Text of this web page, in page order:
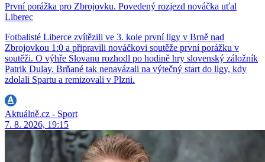
První porážka pro Zbrojovku. Povedený rozjezd nováčka uťal
Liberec
Fotbalisté Liberce zvítězili ve 3. kole první ligy v Brně nad
Zbrojovkou 1:0 a připravili nováčkovi soutěže první porážku v
soutěži. O výhře Slovanu rozhodl po hodině hry slovenský záložník
Patrik Dulay. Brňané tak nenavázali na výtečný start do ligy, kdy
zdolali Spartu a remizovali v Plzni.
Aktuálně.cz - Sport
7. 8. 2026, 19:15